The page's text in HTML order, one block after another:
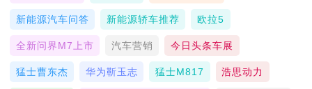
新能源汽车问答 新能源轿车推荐 欧拉5
全新问界M7上市 汽车营销 今日头条车展
猛士曹东杰 华为靳玉志 猛士M817 浩思动力